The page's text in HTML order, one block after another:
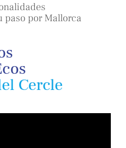
paso por Mallorca